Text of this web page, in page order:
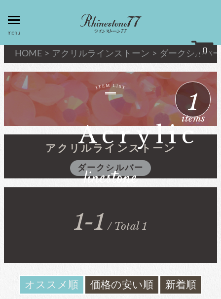
toggle
menu
menu
0
my page
マイページ
policy
扱
blog
linestone ラインストーン
キシリウスカット
ガラスラインストーン
チャトン
HOME > アクリルラインストーン > ダークシルバー
Acrylic
linestone
1
items
アクリルラインストーン
ダークシルバー
1-1 / Total 1
オススメ順 価格の安い順 新着順